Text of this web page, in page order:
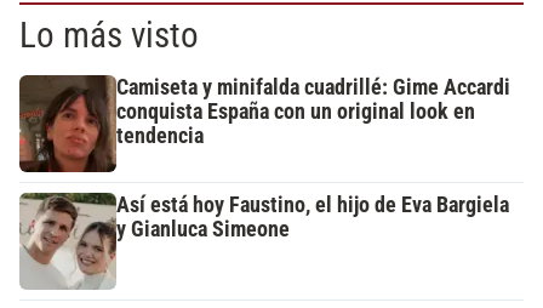
Lo más visto
Camiseta y minifalda cuadrillé: Gime Accardi
conquista España con un original look en
tendencia
Así está hoy Faustino, el hijo de Eva Bargiela
y Gianluca Simeone